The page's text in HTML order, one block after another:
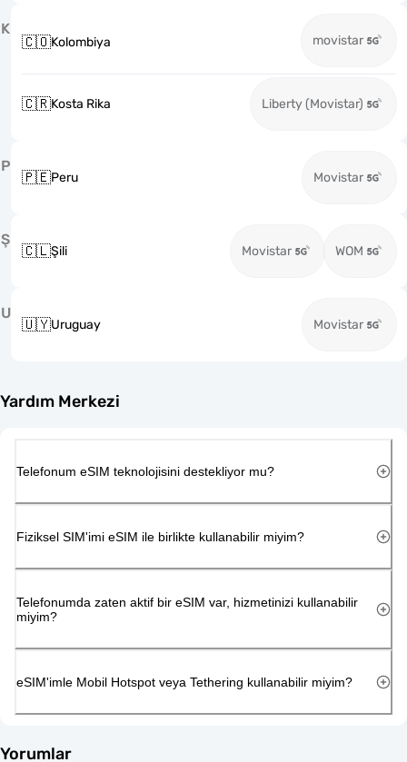
K
🇨🇴Kolombiya movistar
🇨🇷Kosta Rika Liberty (Movistar)
P
🇵🇪Peru Movistar
Ş
🇨🇱Şili Movistar WOM
U
🇺🇾Uruguay Movistar
Yardım Merkezi
Telefonum eSIM teknolojisini destekliyor mu?
Fiziksel SIM'imi eSIM ile birlikte kullanabilir miyim?
Telefonumda zaten aktif bir eSIM var, hizmetinizi kullanabilir
miyim?
eSIM'imle Mobil Hotspot veya Tethering kullanabilir miyim?
Yorumlar